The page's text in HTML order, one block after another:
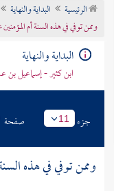
تراجم الأعلام
الرئيسية البداية والنهاية
وممن توفي في هذه السنة أم
البداية والنهاية
ابن كثير - إسماعيل
جزء 11 صفحة
وممن توفي في هذه